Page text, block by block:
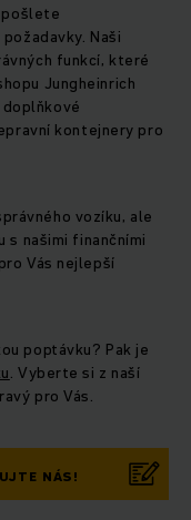
Naši
funkcí, které
Jungheinrich
doplňkové
kontejnery pro
vozíku, ale
s našimi finančními
Vás nejlepší
poptávku? Pak je
. Vyberte si z naší
pro Vás.
NÁS!